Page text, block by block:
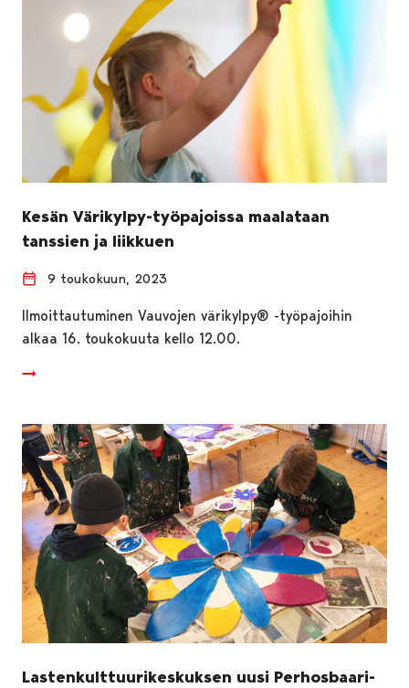
Kesän Värikylpy-työpajoissa maalataan
tanssien ja liikkuen
9 toukokuun, 2023
Ilmoittautuminen Vauvojen värikylpy® -työpajoihin
alkaa 16. toukokuuta kello 12.00.
Lastenkulttuurikeskuksen uusi Perhosbaari-